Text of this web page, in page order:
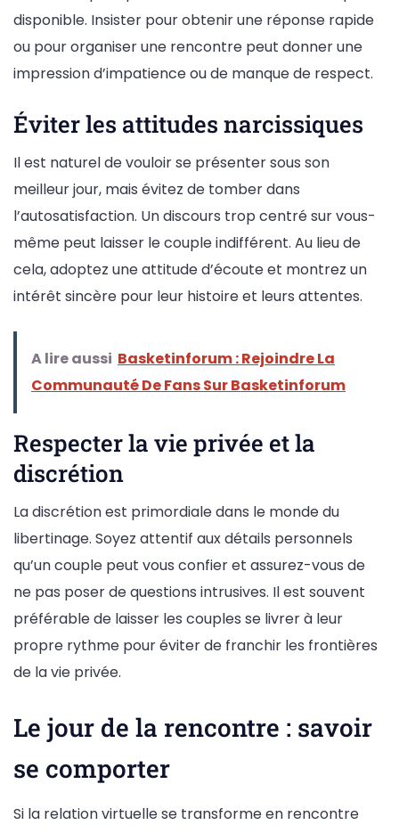
disponible. Insister pour obtenir une réponse rapide
ou pour organiser une rencontre peut donner une
impression d’impatience ou de manque de respect.
Éviter les attitudes narcissiques
Il est naturel de vouloir se présenter sous son
meilleur jour, mais évitez de tomber dans
l’autosatisfaction. Un discours trop centré sur vous-
même peut laisser le couple indifférent. Au lieu de
cela, adoptez une attitude d’écoute et montrez un
intérêt sincère pour leur histoire et leurs attentes.
A lire aussi Basketinforum : Rejoindre La
Communauté De Fans Sur Basketinforum
Respecter la vie privée et la
discrétion
La discrétion est primordiale dans le monde du
libertinage. Soyez attentif aux détails personnels
qu’un couple peut vous confier et assurez-vous de
ne pas poser de questions intrusives. Il est souvent
préférable de laisser les couples se livrer à leur
propre rythme pour éviter de franchir les frontières
de la vie privée.
Le jour de la rencontre : savoir
se comporter
Si la relation virtuelle se transforme en rencontre